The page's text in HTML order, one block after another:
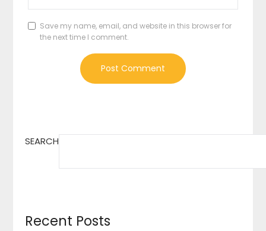
Save my name, email, and website in this browser for
the next time I comment.
SEARCH
Recent Posts